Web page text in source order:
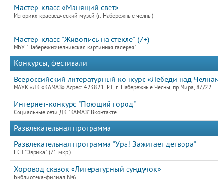
Мастер-класс «Манящий свет»
Историко-краеведческий музей (г. Набережные челны)
Мастер-класс "Живопись на стекле" (7+)
МБУ "Набережночелнинская картинная галерея"
Конкурсы, фестивали
Всероссийский литературный конкурс «Лебеди над
МАУК «ДК «КАМАЗ» Адрес: 423821, РТ, г. Набережные Челны, пр.Мира, 87/22
Интернет-конкурс "Поющий город"
Социальные сети ДК "КАМАЗ" Вконтакте
Развлекательная программа
Развлекательная программа "Ура! Зажигает детвора"
ГКЦ "Эврика" (71 мкр,)
Хоровод сказок «Литературный сундучок»
Библиотека-филиал №6